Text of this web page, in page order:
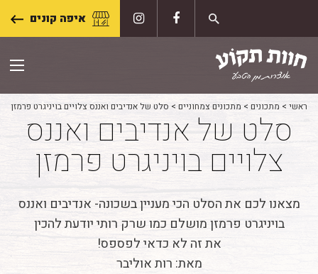
content
איפה קונים
ראשי > מתכונים > מתכונים צמחוניים > סלט של אנדיבים ואננס צלויים בויניגרט פרמזן
סלט של אנדיבים ואננס
צלויים בויניגרט פרמזן
מצאנו לכם את הסלט הכי מעניין בשכונה- אנדיבים ואננס
בויניגרט פרמזן מושלם כמו שרק רותי יודעת להכין
את זה לא כדאי לפספס!
מאת: רות אוליבר